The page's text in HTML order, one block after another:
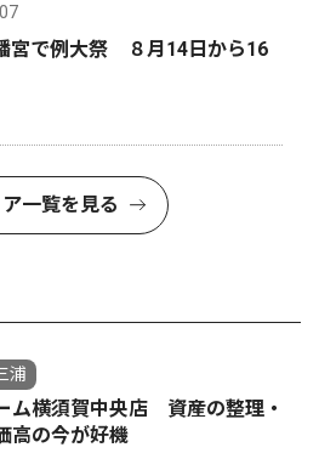
宮で例大祭 ８月14日から16
一覧を見る
浦
ム横須賀中央店 資産の整理・
高の今が好機